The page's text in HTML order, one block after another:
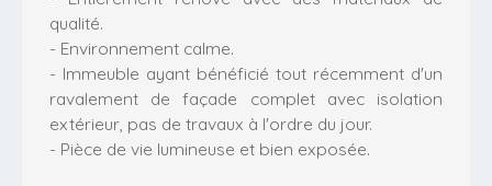
qualité.
- Environnement calme.
- Immeuble ayant bénéficié tout récemment d'un
ravalement de façade complet avec isolation
extérieur, pas de travaux à l'ordre du jour.
- Pièce de vie lumineuse et bien exposée.